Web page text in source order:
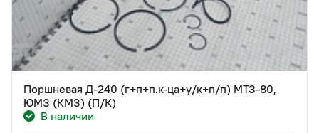
Поршневая Д-240 (г+п+п.к-ца+у/к+п/п) МТЗ-80,
ЮМЗ (КМЗ) (П/К)
В наличии